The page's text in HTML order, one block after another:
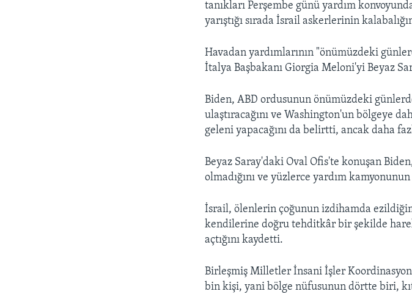
tanıkları Perşembe günü yardım
yarıştığı sırada İsrail askerlerinin
Havadan yardımlarının "önümüzdeki
İtalya Başbakanı Giorgia Meloni'yi Beyaz
Biden, ABD ordusunun önümüzdeki
ulaştıracağını ve Washington'un bölgeye
geleni yapacağını da belirtti, ancak daha
Beyaz Saray'daki Oval Ofis'te konuşan
olmadığını ve yüzlerce yardım
İsrail, ölenlerin çoğunun izdihamda
kendilerine doğru tehditkâr bir şekilde
açtığını kaydetti.
Birleşmiş Milletler İnsani İşler
bin kişi, yani bölge nüfusunun dörtte biri,